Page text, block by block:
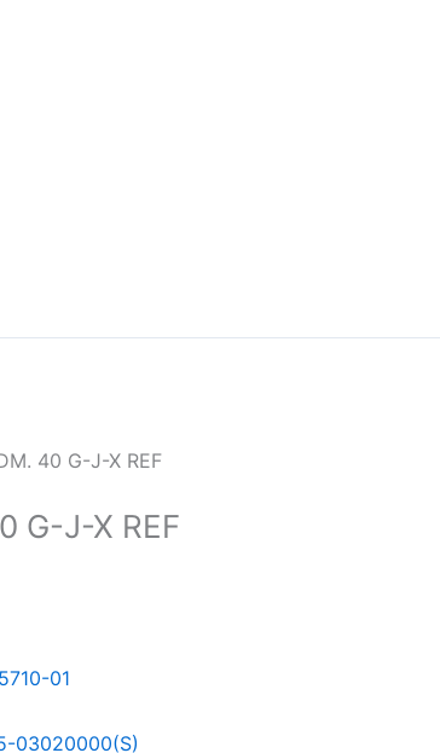
40 G-J-X REF
G-J-X REF